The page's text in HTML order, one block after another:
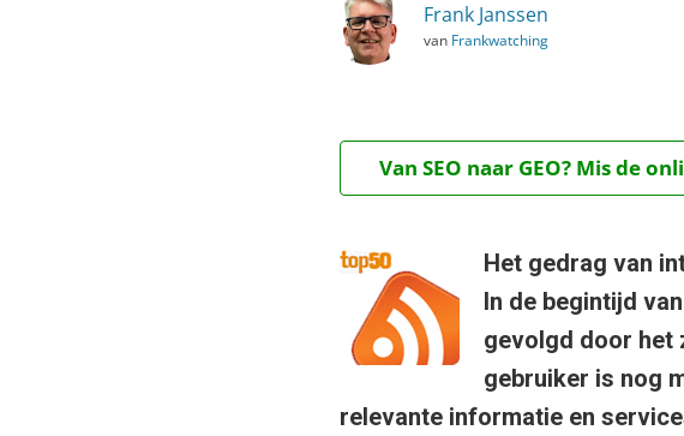
Top 50 RSS in de praktijk (deel 1)
Frank Janssen
van Frankwatching
Van SEO naar GEO? Mis de
Het gedrag van
In de begintijd
gevolgd door het
gebruiker is nog
relevante informatie en